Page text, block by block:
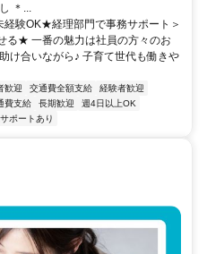
＊...
経験OK★経理部門で事務サポート＞
る★ 一番の魅力は社員の方々のお
け合いながら♪ 子育て世代も働きや
歓迎 交通費全額支給
経験者歓迎
費支給 長期歓迎
週4日以上OK
ポートあり